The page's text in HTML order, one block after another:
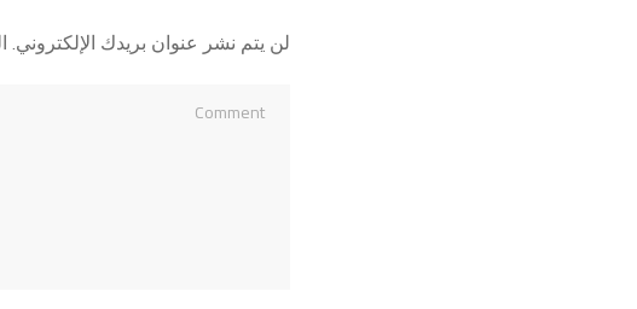
لن يتم نشر عنوان بريدك الإلكتروني.